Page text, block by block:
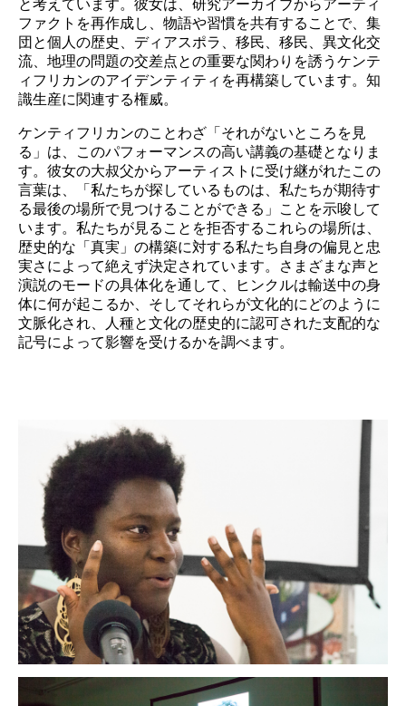
ファクトを再作成し、物語や習慣を共有することで、集
団と個人の歴史、ディアスポラ、移民、移民、異文化交
流、地理の問題の交差点との重要な関わりを誘うケンテ
ィフリカンのアイデンティティを再構築しています。知
識生産に関連する権威。
ケンティフリカンのことわざ「それがないところを見
る」は、このパフォーマンスの高い講義の基礎となりま
す。彼女の大叔父からアーティストに受け継がれたこの
言葉は、「私たちが探しているものは、私たちが期待す
る最後の場所で見つけることができる」ことを示唆して
います。私たちが見ることを拒否するこれらの場所は、
歴史的な「真実」の構築に対する私たち自身の偏見と忠
実さによって絶えず決定されています。さまざまな声と
演説のモードの具体化を通して、ヒンクルは輸送中の身
体に何が起こるか、そしてそれらが文化的にどのように
文脈化され、人種と文化の歴史的に認可された支配的な
記号によって影響を受けるかを調べます。